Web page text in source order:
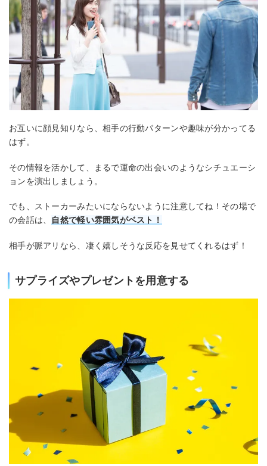
お互いに顔見知りなら、相手の行動パターンや趣味が分かってる
はず。
その情報を活かして、まるで運命の出会いのようなシチュエーシ
ョンを演出しましょう。
でも、ストーカーみたいにならないように注意してね！その場で
の会話は、 自然で軽い雰囲気がベスト！
相手が脈アリなら、凄く嬉しそうな反応を見せてくれるはず！
サプライズやプレゼントを用意する